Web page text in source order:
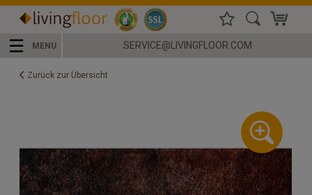
☰ MENU SERVICE@LIVINGFLOOR.COM
Zurück zur Übersicht